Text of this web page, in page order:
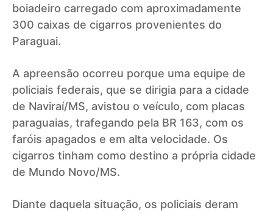
boiadeiro carregado com aproximadamente
300 caixas de cigarros provenientes do
Paraguai.
A apreensão ocorreu porque uma equipe de
policiais federais, que se dirigia para a cidade
de Naviraí/MS, avistou o veículo, com placas
paraguaias, trafegando pela BR 163, com os
faróis apagados e em alta velocidade. Os
cigarros tinham como destino a própria cidade
de Mundo Novo/MS.
Diante daquela situação, os policiais deram